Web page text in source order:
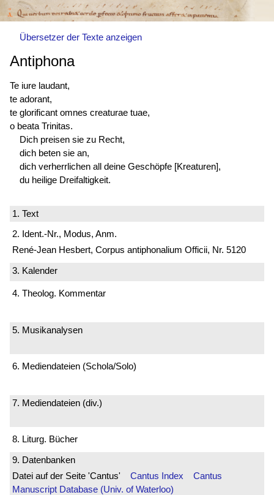
Übersetzer der Texte anzeigen
Antiphona
Te iure laudant,
te adorant,
te glorificant omnes creaturae tuae,
o beata Trinitas.
Dich preisen sie zu Recht,
dich beten sie an,
dich verherrlichen all deine Geschöpfe [Kreaturen],
du heilige Dreifaltigkeit.
1. Text
2. Ident.-Nr., Modus, Anm.
René-Jean Hesbert, Corpus antiphonalium Officii, Nr. 5120
3. Kalender
4. Theolog. Kommentar
5. Musikanalysen
6. Mediendateien (Schola/Solo)
7. Mediendateien (div.)
8. Liturg. Bücher
9. Datenbanken
Datei auf der Seite 'Cantus' Cantus Index
Cantus
Manuscript Database (Univ. of Waterloo)